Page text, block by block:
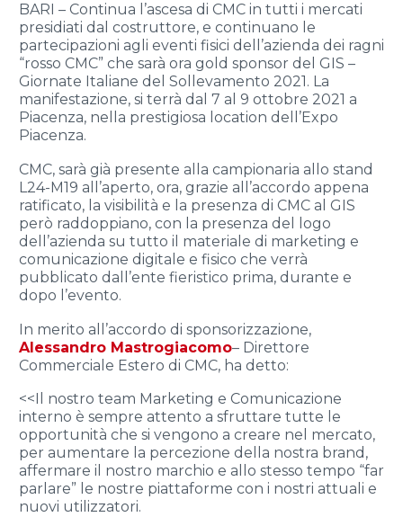
BARI – Continua l’ascesa di CMC in tutti i mercati
presidiati dal costruttore, e continuano le
partecipazioni agli eventi fisici dell’azienda dei ragni
“rosso CMC” che sarà ora gold sponsor del GIS –
Giornate Italiane del Sollevamento 2021. La
manifestazione, si terrà dal 7 al 9 ottobre 2021 a
Piacenza, nella prestigiosa location dell’Expo
Piacenza.
CMC, sarà già presente alla campionaria allo stand
L24-M19 all’aperto, ora, grazie all’accordo appena
ratificato, la visibilità e la presenza di CMC al GIS
però raddoppiano, con la presenza del logo
dell’azienda su tutto il materiale di marketing e
comunicazione digitale e fisico che verrà
pubblicato dall’ente fieristico prima, durante e
dopo l’evento.
In merito all’accordo di sponsorizzazione,
Alessandro Mastrogiacomo– Direttore
Commerciale Estero di CMC, ha detto:
<<Il nostro team Marketing e Comunicazione
interno è sempre attento a sfruttare tutte le
opportunità che si vengono a creare nel mercato,
per aumentare la percezione della nostra brand,
affermare il nostro marchio e allo stesso tempo “far
parlare” le nostre piattaforme con i nostri attuali e
nuovi utilizzatori.